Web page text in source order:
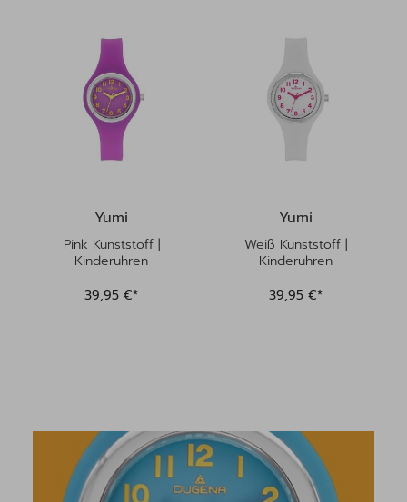
Yumi
Pink Kunststoff |
Kinderuhren
39,95 €*
Yumi
Weiß Kunststoff |
Kinderuhren
39,95 €*